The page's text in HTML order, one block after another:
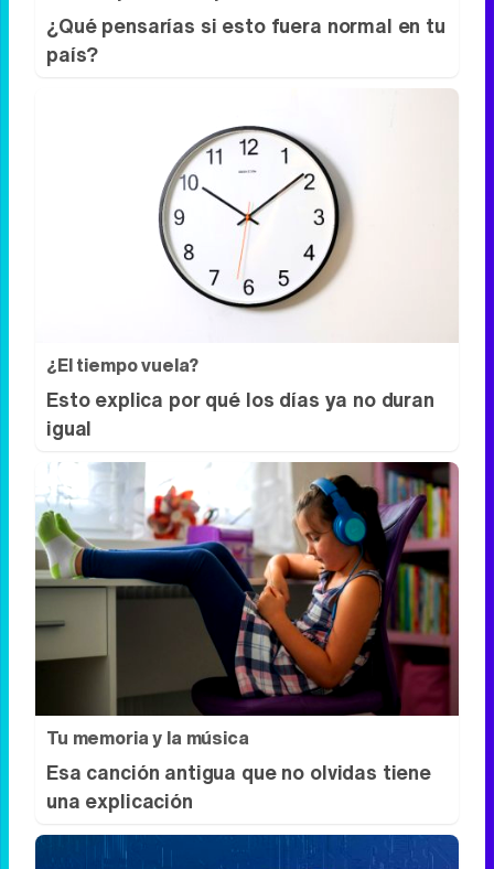
Esto no pasa en tu país
¿Qué pensarías si esto fuera normal en tu
¿El tiempo vuela?
Esto explica por qué los días ya no duran
igual